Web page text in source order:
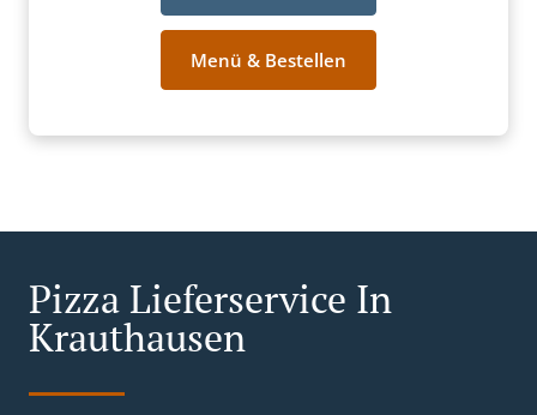
Menü & Bestellen
Pizza Lieferservice In
Krauthausen